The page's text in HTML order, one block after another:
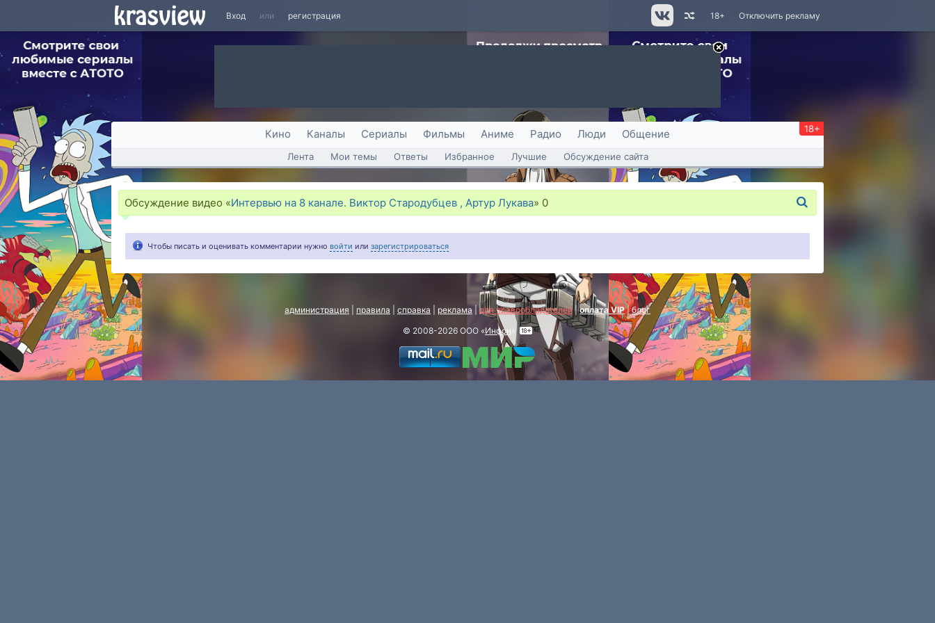
Вход или регистрация Отключить рекламу
18+
Кино Каналы Сериалы Фильмы Аниме Радио Люди Общение 18+
Лента Мои темы Ответы Избранное Лучшие Обсуждение сайта
Обсуждение видео «Интервью на 8 канале. Виктор Стародубцев , Артур Лукава» 0
Чтобы писать и оценивать комментарии нужно войти или зарегистрироваться
администрация правила справка реклама для правообладателей|оплата VIP|блог
© 2008-2026 ООО «Инфон»